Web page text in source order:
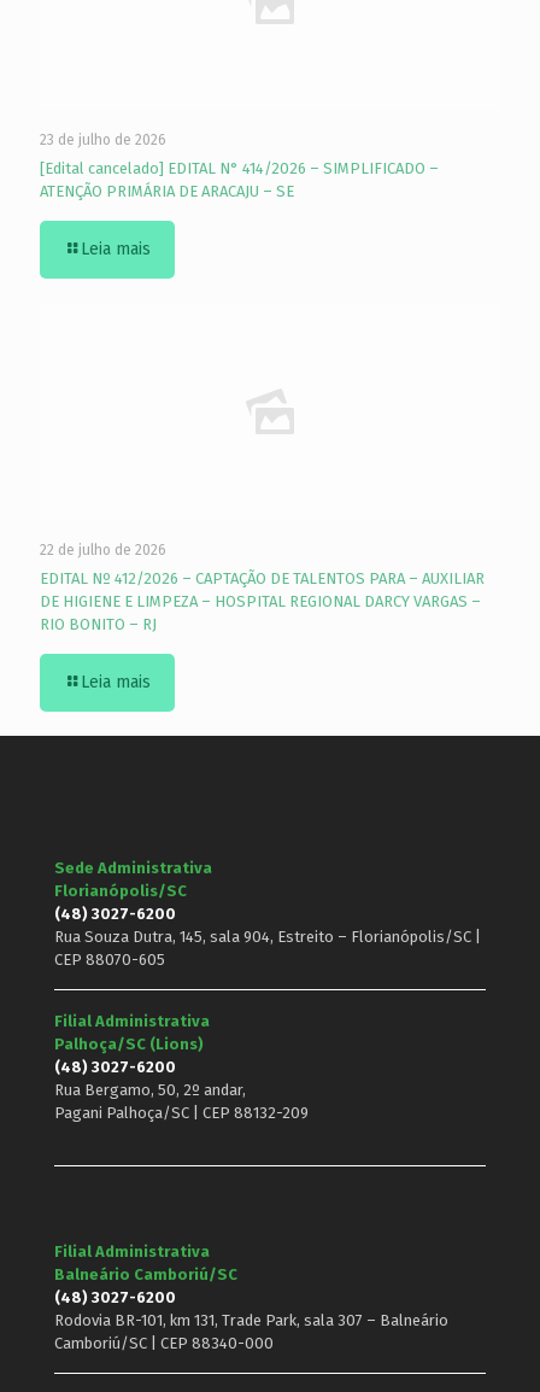
23 de julho de 2026
[Edital cancelado] EDITAL N° 414/2026 – SIMPLIFICADO –
ATENÇÃO PRIMÁRIA DE ARACAJU – SE
Leia mais
22 de julho de 2026
EDITAL Nº 412/2026 – CAPTAÇÃO DE TALENTOS PARA – AUXILIAR
DE HIGIENE E LIMPEZA – HOSPITAL REGIONAL DARCY VARGAS –
RIO BONITO – RJ
Leia mais
Sede Administrativa
Florianópolis/SC
(48) 3027-6200
Rua Souza Dutra, 145, sala 904, Estreito – Florianópolis/SC |
CEP 88070-605
Filial Administrativa
Palhoça/SC (Lions)
(48) 3027-6200
Rua Bergamo, 50, 2º andar,
Pagani Palhoça/SC | CEP 88132-209
Filial Administrativa
Balneário Camboriú/SC
(48) 3027-6200
Rodovia BR-101, km 131, Trade Park, sala 307 – Balneário
Camboriú/SC | CEP 88340-000